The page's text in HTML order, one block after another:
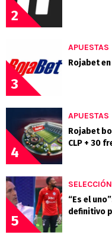
2
3
APUESTAS
Rojabet
4
APUESTAS
Rojabet
CLP + 30
5
“Es el
definitivo